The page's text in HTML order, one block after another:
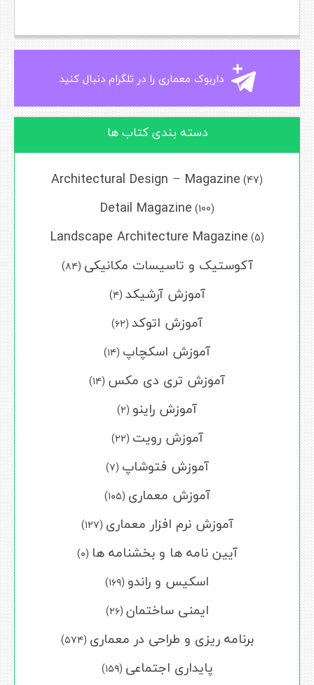
داربوک معماری را در تلگرام دنبال کنید
دسته بندی کتاب ها
Architectural Design – Magazine (47)
Detail Magazine (100)
Landscape Architecture Magazine (5)
آکوستیک و تاسیسات مکانیکی (۸۴)
آموزش آرشیکد (۴)
آموزش اتوکد (۶۲)
آموزش اسکچاپ (۱۴)
آموزش تری دی مکس (۱۴)
آموزش راینو (۲)
آموزش رویت (۲۲)
آموزش فتوشاپ (۷)
آموزش معماری (۱۰۵)
آموزش نرم افزار معماری (۱۲۷)
آیین نامه ها و بخشنامه ها (۰)
اسکیس و راندو (۱۶۹)
ایمنی ساختمان (۲۶)
برنامه ریزی و طراحی در معماری (۵۷۴)
پایداری اجتماعی (۱۵۹)